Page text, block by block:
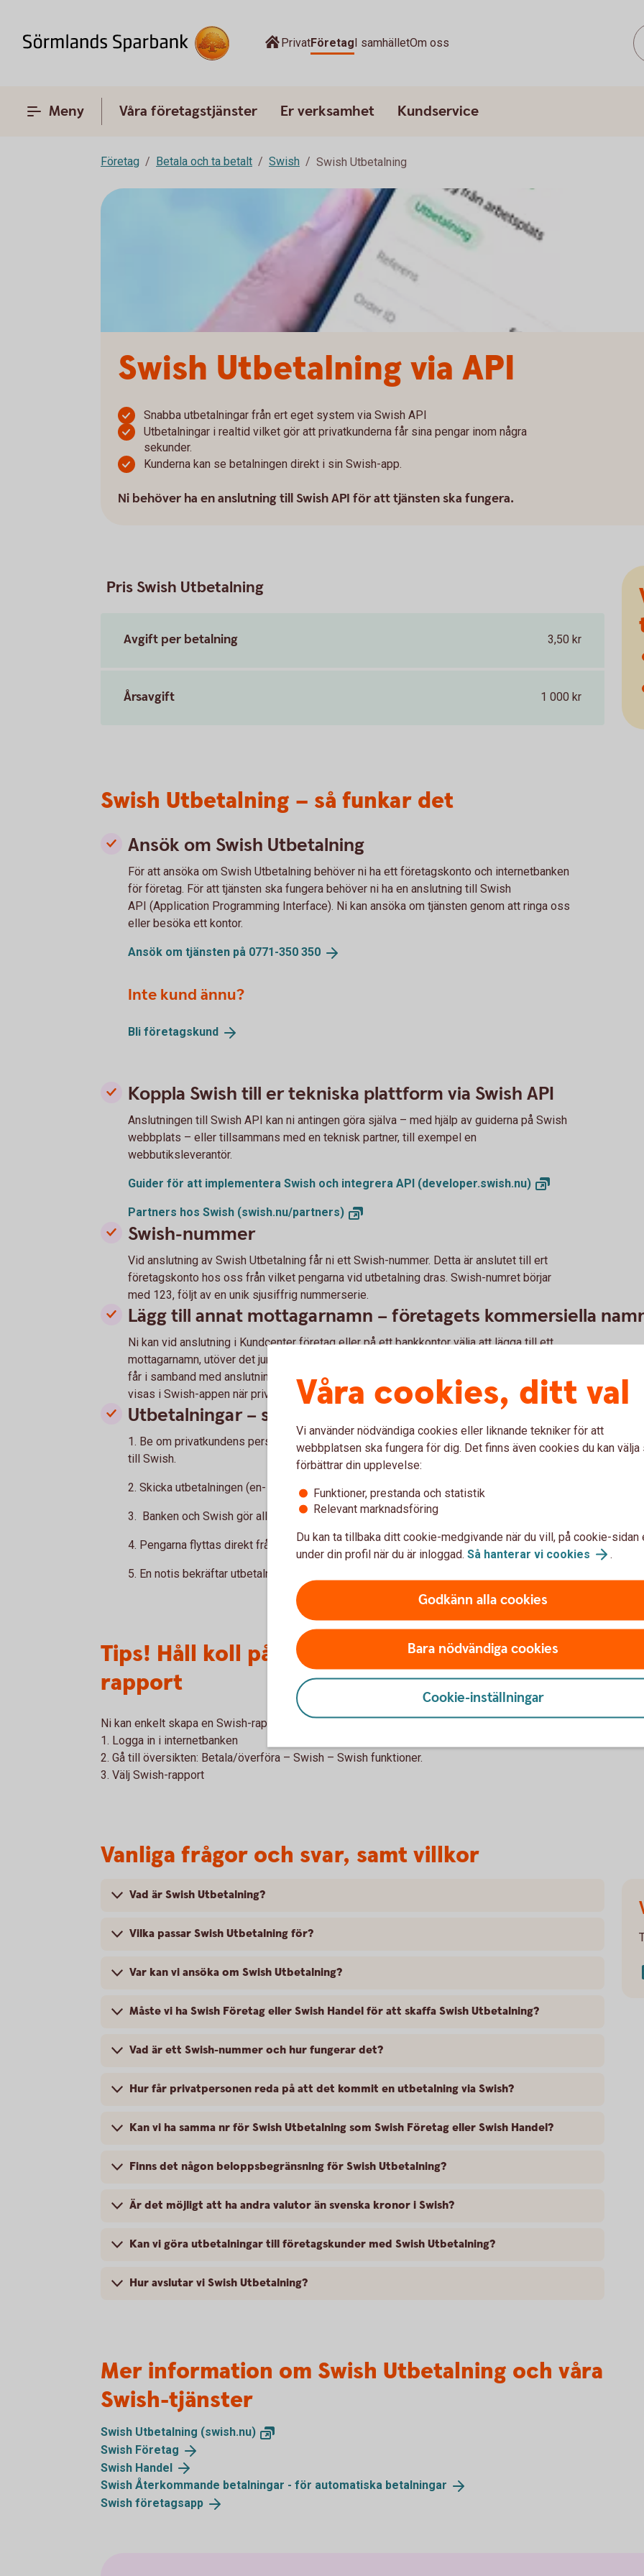
PrivatFöretagI samhälletOm oss
Meny Våra företagstjänster Er verksamhet Kundservice
Företag Betala och ta betalt Swish Swish Utbetalning
Swish Utbetalning via API
Snabba utbetalningar från ert eget system via Swish API
Utbetalningar i realtid vilket gör att privatkunderna får sina pengar inom några
sekunder.
Kunderna kan se betalningen direkt i sin Swish-app.
Ni behöver ha en anslutning till Swish API för att tjänsten ska fungera.
Pris Swish Utbetalning
Avgift per betalning 3,50 kr
Årsavgift 1 000 kr
Swish Utbetalning – så funkar det
Ansök om Swish Utbetalning
För att ansöka om Swish Utbetalning behöver ni ha ett företagskonto och internetbanken
för företag. För att tjänsten ska fungera behöver ni ha en anslutning till Swish
API (Application Programming Interface). Ni kan ansöka om tjänsten genom att ringa oss
eller besöka ett kontor.
Ansök om tjänsten på 0771-350 350
Inte kund ännu?
Bli företagskund
Koppla Swish till er tekniska plattform via Swish API
Anslutningen till Swish API kan ni antingen göra själva – med hjälp av guiderna på Swish
webbplats – eller tillsammans med en teknisk partner, till exempel en
webbutiksleverantör.
Guider för att implementera Swish och integrera API (developer.swish.nu)
Partners hos Swish (swish.nu/partners)
Swish-nummer
Vid anslutning av Swish Utbetalning får ni ett Swish-nummer. Detta är anslutet till ert
företagskonto hos oss från vilket pengarna vid utbetalning dras. Swish-numret börjar
med 123, följt av en unik sjusiffrig nummerserie.
Lägg till annat mottagarnamn – företagets kommersiella
Ni kan vid anslutning i Kundcenter företag eller på ett bankkontor välja att lägga till ett
mottagarnamn, utöver det juridiska namn som företaget har, till ert Swish-nummer som ni
får i samband med anslutning. Mottagarnamnet är företagets kommersiella namn och
visas i Swish-appen när privatpersonen tar emot utbetalningen.
Utbetalningar – så fungerar de
1. Be om privatkundens personnummer och det mobilnummer som personen har kopplat
till Swish.
2. Skicka utbetalningen (en- och en) via Swish API till privatkunden.
3. Banken och Swish gör alla nödvändiga kontroller.
4. Pengarna flyttas direkt från ert konto till mottagarens konto.
5. En notis bekräftar utbetalningen i privatkundens Swish App.
Tips! Håll koll på utbetalningarna med en Swish-
rapport
Ni kan enkelt skapa en Swish-rapport för utbetalningarna i internetbanken. Följ stegen:
1. Logga in i internetbanken
2. Gå till översikten: Betala/överföra – Swish – Swish funktioner.
3. Välj Swish-rapport
Vanliga frågor och svar, samt villkor
Vad är Swish Utbetalning?
Vilka passar Swish Utbetalning för?
Var kan vi ansöka om Swish Utbetalning?
Måste vi ha Swish Företag eller Swish Handel för att skaffa Swish Utbetalning?
Vad är ett Swish-nummer och hur fungerar det?
Hur får privatpersonen reda på att det kommit en utbetalning via Swish?
Kan vi ha samma nr för Swish Utbetalning som Swish Företag eller Swish Handel?
Finns det någon beloppsbegränsning för Swish Utbetalning?
Är det möjligt att ha andra valutor än svenska kronor i Swish?
Kan vi göra utbetalningar till företagskunder med Swish Utbetalning?
Hur avslutar vi Swish Utbetalning?
Mer information om Swish Utbetalning och våra
Swish-tjänster
Swish Utbetalning (swish.nu)
Swish Företag
Swish Handel
Swish Återkommande betalningar - för automatiska betalningar
Swish företagsapp
Våra cookies, ditt val
Vi använder nödvändiga cookies eller liknande tekniker för att
webbplatsen ska fungera för dig. Det finns även cookies du kan välja
förbättrar din upplevelse:
Funktioner, prestanda och statistik
Relevant marknadsföring
Du kan ta tillbaka ditt cookie-medgivande när du vill, på cookie-sidan
under din profil när du är inloggad. Så hanterar vi cookies .
Godkänn alla cookies
Bara nödvändiga cookies
Cookie-inställningar